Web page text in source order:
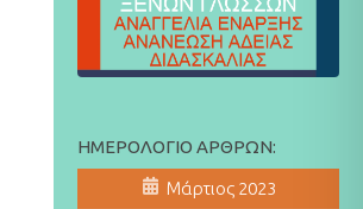
ΗΜΕΡΟΛΌΓΙΟ ΆΡΘΡΩΝ:
Μάρτιος 2023